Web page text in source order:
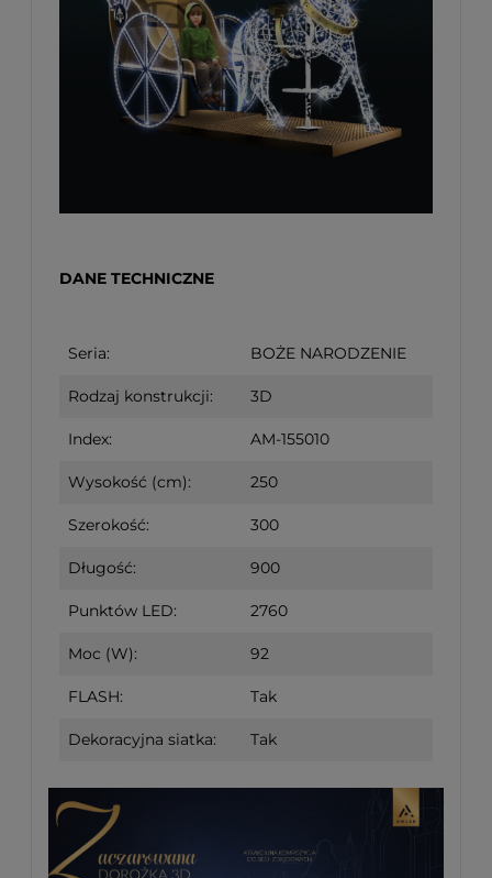
DANE TECHNICZNE
Seria: BOŻE NARODZENIE
Rodzaj konstrukcji: 3D
Index: AM-155010
Wysokość (cm): 250
Szerokość: 300
Długość: 900
Punktów LED: 2760
Moc (W): 92
FLASH: Tak
Dekoracyjna siatka: Tak